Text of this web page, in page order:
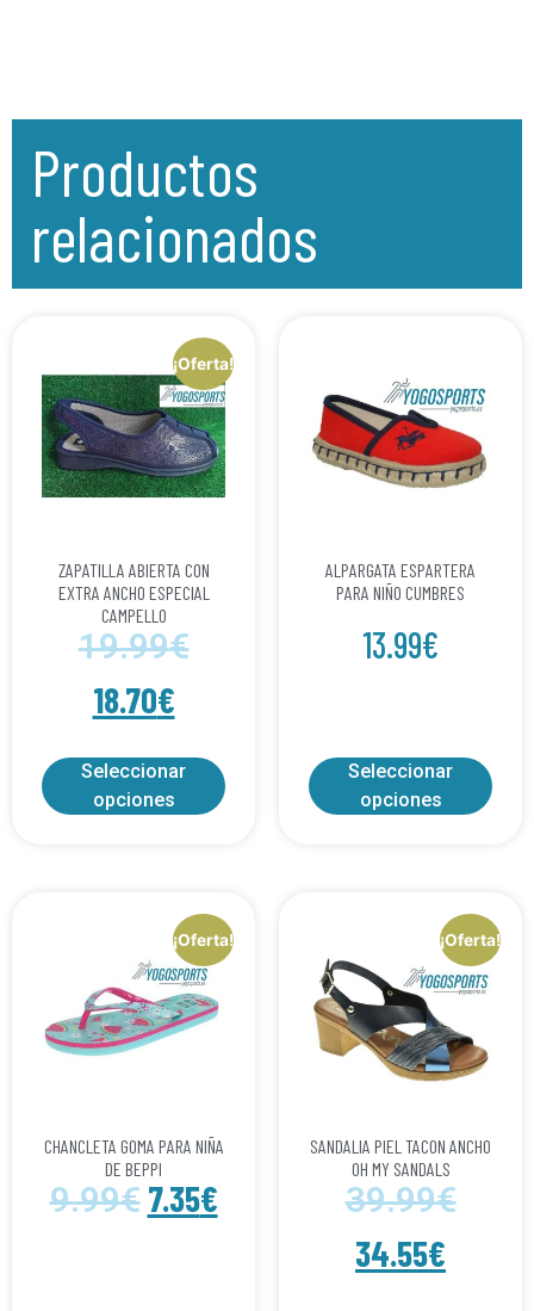
Productos
relacionados
¡Oferta!
ZAPATILLA ABIERTA CON
EXTRA ANCHO ESPECIAL
CAMPELLO
19.99€
18.70€
Seleccionar
opciones
ALPARGATA ESPARTERA
PARA NIÑO CUMBRES
13.99€
Seleccionar
opciones
¡Oferta!
CHANCLETA GOMA PARA NIÑA
DE BEPPI
9.99€ 7.35€
¡Oferta!
SANDALIA PIEL TACON ANCHO
OH MY SANDALS
39.99€
34.55€